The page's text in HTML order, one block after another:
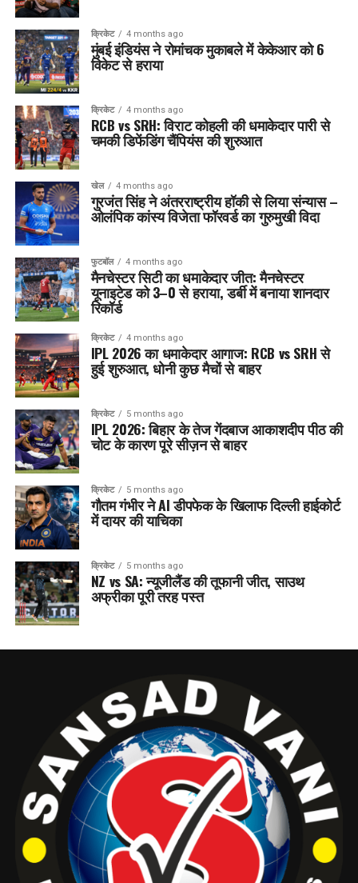
क्रिकेट 4 months ago
मुंबई इंडियंस ने रोमांचक मुकाबले में केकेआर को 6
विकेट से हराया
क्रिकेट 4 months ago
RCB vs SRH: विराट कोहली की धमाकेदार पारी से
चमकी डिफेंडिंग चैंपियंस की शुरुआत
खेल 4 months ago
गुरजंत सिंह ने अंतरराष्ट्रीय हॉकी से लिया संन्यास –
ओलंपिक कांस्य विजेता फॉरवर्ड का गुरुमुखी विदा
फुटबॉल 4 months ago
मैनचेस्टर सिटी का धमाकेदार जीत: मैनचेस्टर
यूनाइटेड को 3–0 से हराया, डर्बी में बनाया शानदार
रिकॉर्ड
क्रिकेट 4 months ago
IPL 2026 का धमाकेदार आगाज: RCB vs SRH से
हुई शुरुआत, धोनी कुछ मैचों से बाहर
क्रिकेट 5 months ago
IPL 2026: बिहार के तेज गेंदबाज आकाशदीप पीठ की
चोट के कारण पूरे सीज़न से बाहर
क्रिकेट 5 months ago
गौतम गंभीर ने AI डीपफेक के खिलाफ दिल्ली हाईकोर्ट
में दायर की याचिका
क्रिकेट 5 months ago
NZ vs SA: न्यूजीलैंड की तूफानी जीत, साउथ
अफ्रीका पूरी तरह पस्त